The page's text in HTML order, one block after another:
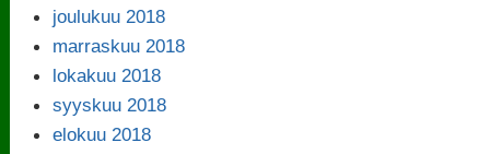
joulukuu 2018
marraskuu 2018
lokakuu 2018
syyskuu 2018
elokuu 2018